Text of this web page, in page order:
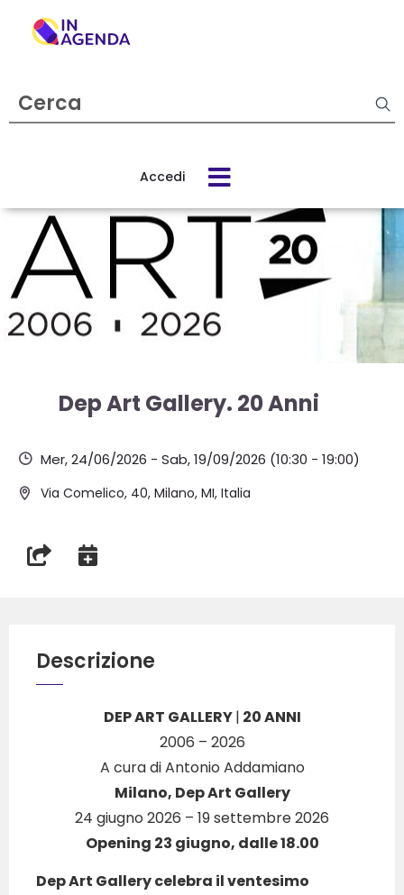
Accedi
Cerca
evento
Agenda
Come
Dep Art Gallery. 20 Anni
Mer, 24/06/2026 - Sab, 19/09/2026 (10:30 - 19:00)
Via Comelico, 40, Milano, MI, Italia
Descrizione
DEP ART GALLERY| 20 ANNI
2006 – 2026
A cura di Antonio Addamiano
Milano, Dep Art Gallery
24 giugno 2026 – 19 settembre 2026
Opening 23 giugno, dalle 18.00
Dep Art Gallery celebra il ventesimo